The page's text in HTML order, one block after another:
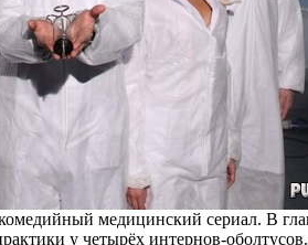
медицинский сериал. В
у четырёх интернов-